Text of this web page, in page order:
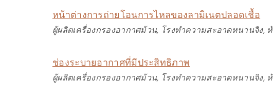
หน้าต่างการถ่ายโอนการไหลของลามิเนตปลอดเชื้อ
ผู้ผลิตเครื่องกรองอากาศม้วน, โรงทำความสะอาดหนานจิง
ช่องระบายอากาศที่มีประสิทธิภาพ
ผู้ผลิตเครื่องกรองอากาศม้วน, โรงทำความสะอาดหนานจิง